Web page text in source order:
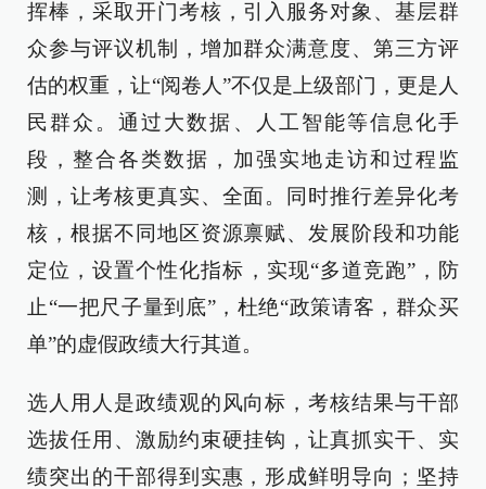
挥棒，采取开门考核，引入服务对象、基层群
众参与评议机制，增加群众满意度、第三方评
估的权重，让“阅卷人”不仅是上级部门，更是人
民群众。通过大数据、人工智能等信息化手
段，整合各类数据，加强实地走访和过程监
测，让考核更真实、全面。同时推行差异化考
核，根据不同地区资源禀赋、发展阶段和功能
定位，设置个性化指标，实现“多道竞跑”，防
止“一把尺子量到底”，杜绝“政策请客，群众买
单”的虚假政绩大行其道。
选人用人是政绩观的风向标，考核结果与干部
选拔任用、激励约束硬挂钩，让真抓实干、实
绩突出的干部得到实惠，形成鲜明导向；坚持